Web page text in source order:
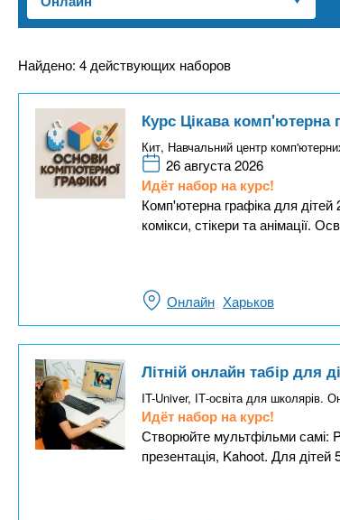
n
t
s
f
o
х
з
а
в
Найдено: 4 действующих наборов
Курс Цікава комп'ютерна
Кит, Навчальний центр
26 августа 2026
Идёт набор на курс!
Комп'ютерна графіка для дітей
комікси, стікери та анімації.
Онлайн Харьков
Літній онлайн табір для
IT-Univer, ІТ-освіта для школярів.
Идёт набор на курс!
Створюйте мультфільми самі:
презентація, Kahoot. Для